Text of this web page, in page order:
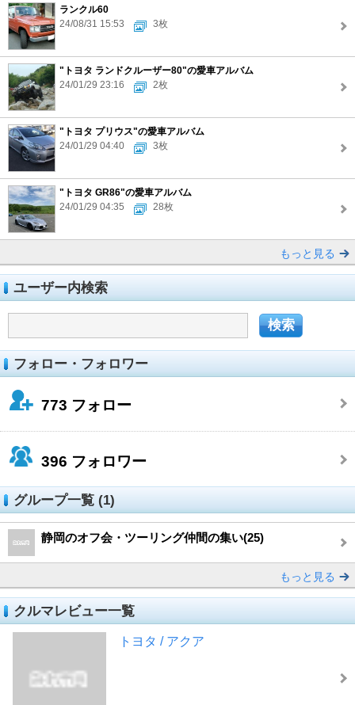
ランクル60
24/08/31 15:53
3枚
"トヨタ ランドクルーザー80"の愛車アルバム
24/01/29 23:16
2枚
"トヨタ プリウス"の愛車アルバム
24/01/29 04:40
3枚
"トヨタ GR86"の愛車アルバム
24/01/29 04:35
28枚
もっと見る
ユーザー内検索
フォロー・フォロワー
773 フォロー
396 フォロワー
グループ一覧 (1)
静岡のオフ会・ツーリング仲間の集い(25)
もっと見る
クルマレビュー一覧
トヨタ / アクア